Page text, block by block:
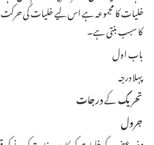
خلیات کا مجموعہ ہے اس لیے خلیات کی
کا سبب بنتی ہے۔
پہلا درجہ
تحریککےدرجات
جرول